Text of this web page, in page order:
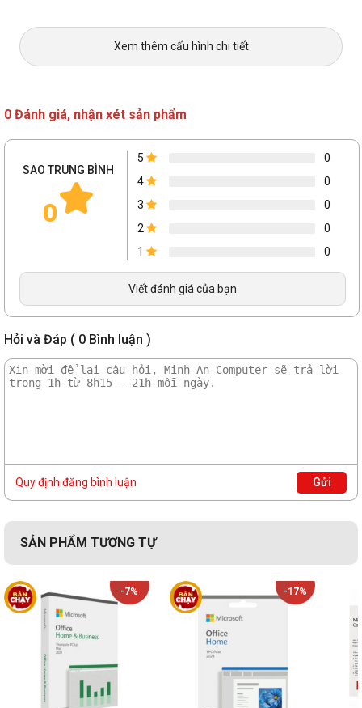
Xem thêm cấu hình chi tiết
0 Đánh giá, nhận xét sản phẩm
SAO TRUNG BÌNH
0
5
0
4
0
3
0
2
0
1
0
Viết đánh giá của bạn
Hỏi và Đáp ( 0 Bình luận )
Quy định đăng bình luận Gửi
SẢN PHẨM TƯƠNG TỰ
-7% -17%